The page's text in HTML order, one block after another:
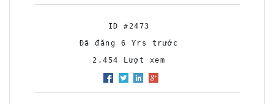
ID #2473
Đã đăng 6 Yrs trước
2,454 Lượt xem